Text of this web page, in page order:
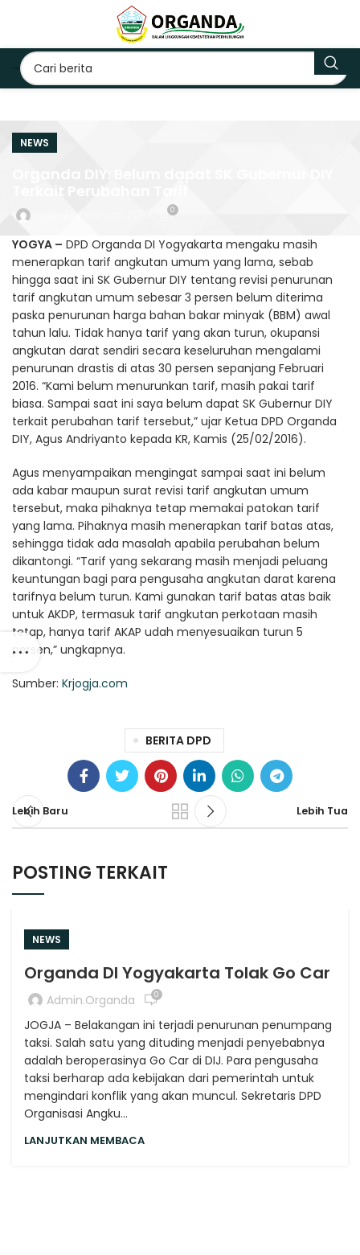
NEWS
0
YOGYA – DPD Organda DI Yogyakarta mengaku masih
menerapkan tarif angkutan umum yang lama, sebab
hingga saat ini SK Gubernur DIY tentang revisi penurunan
tarif angkutan umum sebesar 3 persen belum diterima
paska penurunan harga bahan bakar minyak (BBM) awal
tahun lalu. Tidak hanya tarif yang akan turun, okupansi
angkutan darat sendiri secara keseluruhan mengalami
penurunan drastis di atas 30 persen sepanjang Februari
2016. “Kami belum menurunkan tarif, masih pakai tarif
biasa. Sampai saat ini saya belum dapat SK Gubernur DIY
terkait perubahan tarif tersebut,” ujar Ketua DPD Organda
DIY, Agus Andriyanto kepada KR, Kamis (25/02/2016).
Agus menyampaikan mengingat sampai saat ini belum
ada kabar maupun surat revisi tarif angkutan umum
tersebut, maka pihaknya tetap memakai patokan tarif
yang lama. Pihaknya masih menerapkan tarif batas atas,
sehingga tidak ada masalah apabila perubahan belum
dikantongi. “Tarif yang sekarang masih menjadi peluang
keuntungan bagi para pengusaha angkutan darat karena
tarifnya belum turun. Kami gunakan tarif batas atas baik
untuk AKDP, termasuk tarif angkutan perkotaan masih
tetap, hanya tarif AKAP udah menyesuaikan turun 5
persen,” ungkapnya.
Sumber: Krjogja.com
BERITA DPD
Lebih Baru Lebih Tua
POSTING TERKAIT
NEWS
Organda DI Yogyakarta Tolak Go Car
Admin.organda 0
JOGJA – Belakangan ini terjadi penurunan penumpang
taksi. Salah satu yang dituding menjadi penyebabnya
adalah beroperasinya Go Car di DIJ. Para pengusaha
taksi berharap ada kebijakan dari pemerintah untuk
mengindari konflik yang akan muncul. Sekretaris DPD
Organisasi Angku...
LANJUTKAN MEMBACA